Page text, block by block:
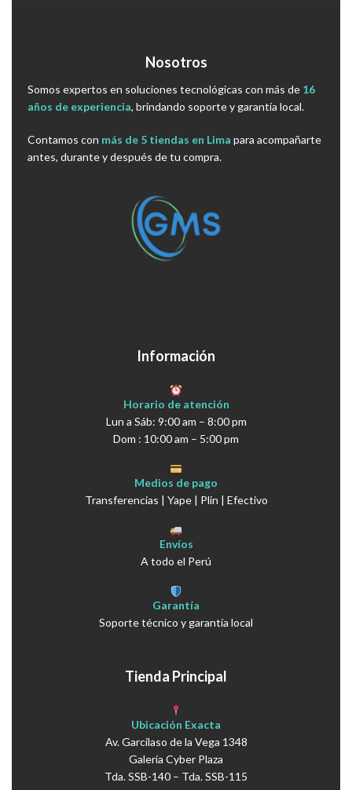
Nosotros
Somos expertos en soluciones tecnológicas con más de 16
años de experiencia, brindando soporte y garantía local.
Contamos con más de 5 tiendas en Lima para acompañarte
antes, durante y después de tu compra.
Información
Horario de atención
Lun a Sáb: 9:00 am – 8:00 pm
Dom : 10:00 am – 5:00 pm
Medios de pago
Transferencias | Yape | Plin | Efectivo
Envíos
A todo el Perú
Garantía
Soporte técnico y garantía local
Tienda Principal
Ubicación Exacta
Av. Garcilaso de la Vega 1348
Galería Cyber Plaza
Tda. SSB-140 – Tda. SSB-115